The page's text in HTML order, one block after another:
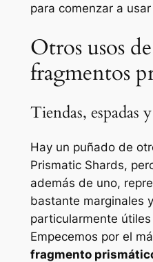
para comenzar a
Otros usos
fragmentos
Tiendas, espadas
Hay un puñado de
Prismatic Shards,
además de uno,
bastante marginales
particularmente
Empecemos por el
fragmento